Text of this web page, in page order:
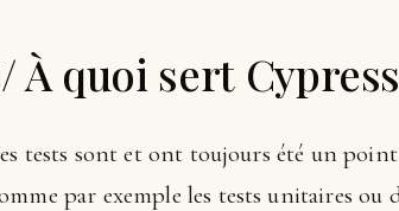
À quoi sert
tests sont et ont toujours été un
par exemple les tests unitaires ou